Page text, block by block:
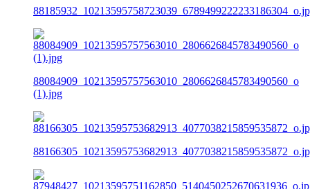
88084909_10213595757563010_2806626845783490560_o
(1).jpg